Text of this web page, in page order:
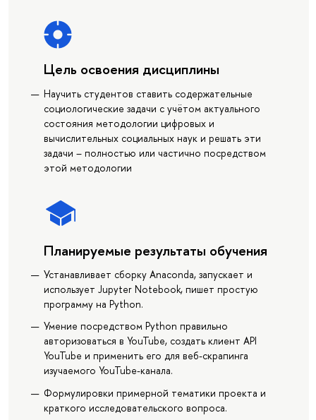
Цель освоения дисциплины
Научить студентов ставить содержательные
социологические задачи с учётом актуального
состояния методологии цифровых и
вычислительных социальных наук и решать эти
задачи – полностью или частично посредством
этой методологии
Планируемые результаты обучения
Устанавливает сборку Anaconda, запускает и
использует Jupyter Notebook, пишет простую
программу на Python.
Умение посредством Python правильно
авторизоваться в YouTube, создать клиент API
YouTube и применить его для веб-скрапинга
изучаемого YouTube-канала.
Формулировки примерной тематики проекта и
краткого исследовательского вопроса.